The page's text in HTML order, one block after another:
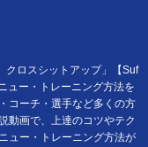
クロスシットアップ」【Suf
ュー・トレーニング方法を
コーチ・選手など多くの方
動画で、上達のコツやテク
ュー・トレーニング方法が